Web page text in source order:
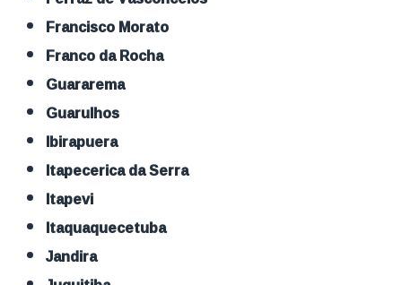
Francisco Morato
Franco da Rocha
Guararema
Guarulhos
Ibirapuera
Itapecerica da Serra
Itapevi
Itaquaquecetuba
Jandira